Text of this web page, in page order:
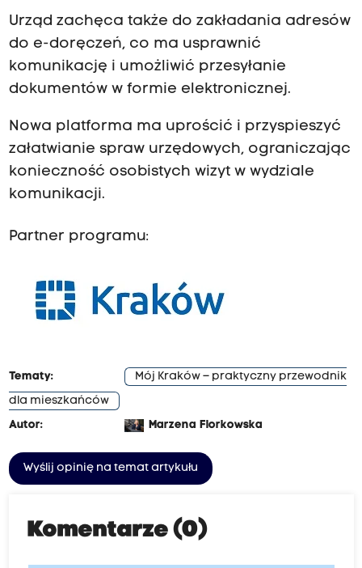
Urząd zachęca także do zakładania adresów
do e-doręczeń, co ma usprawnić
komunikację i umożliwić przesyłanie
dokumentów w formie elektronicznej.
Nowa platforma ma uprościć i przyspieszyć
załatwianie spraw urzędowych, ograniczając
konieczność osobistych wizyt w wydziale
komunikacji.
Partner programu:
Tematy:
Mój Kraków – praktyczny przewodnik
dla mieszkańców
Autor:
Marzena Florkowska
Wyślij opinię na temat artykułu
Komentarze (0)